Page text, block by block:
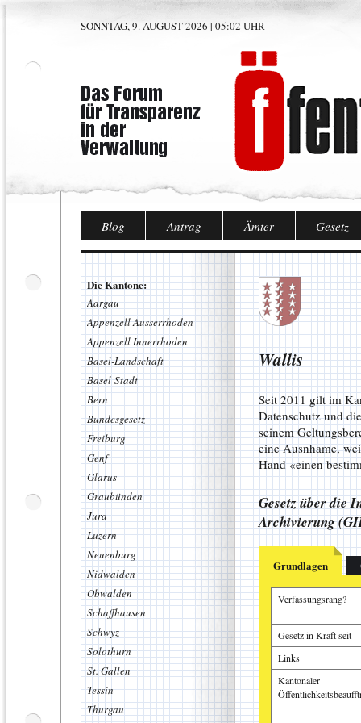
SONNTAG, 9. AUGUST 2026 | 05:02 UHR
Blog Antrag Ämter Gesetz
Die Kantone:
Aargau
Appenzell Ausserrhoden
Appenzell Innerrhoden
Basel-Landschaft
Basel-Stadt
Bern
Bundesgesetz
Freiburg
Genf
Glarus
Graubünden
Jura
Luzern
Neuenburg
Nidwalden
Obwalden
Schaffhausen
Schwyz
Solothurn
St. Gallen
Tessin
Thurgau
Wallis
Seit 2011 gilt im
Datenschutz und
seinem
eine Ausnhame,
Hand «einen
Gesetz über die
Archivierung
Grundlagen
Verfassungsrang?
Gesetz in Kraft seit
Links
Kantonaler